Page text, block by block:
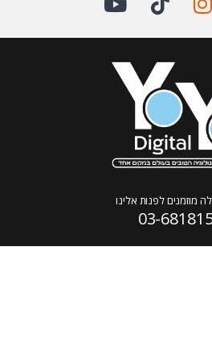
מוזמנים לפנות אלינו
03-